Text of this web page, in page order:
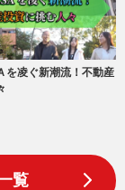
を凌ぐ新潮流！不動産
覧